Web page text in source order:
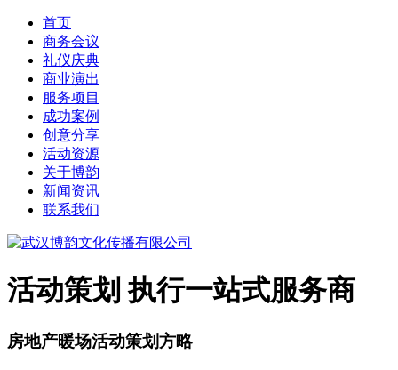
首页
商务会议
礼仪庆典
商业演出
服务项目
成功案例
创意分享
活动资源
关于博韵
新闻资讯
联系我们
活动策划执行一站式服务商
房地产暖场活动策划方略